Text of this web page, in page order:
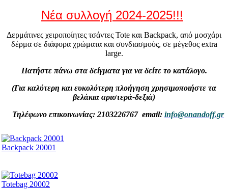
Νέα συλλογή 2024-2025!!!
Δερμάτινες χειροποίητες τσάντες Tote και Backpack, από μοσχάρι
δέρμα σε διάφορα χρώματα και συνδιασμούς, σε μέγεθος extra
large.
Πατήστε πάνω στα δείγματα για να δείτε το κατάλογο.
(Για καλύτερη και ευκολότερη πλοήγηση χρησιμοποιήστε τα
βελάκια αριστερά-δεξιά)
Τηλέφωνο επικοινωνίας: 2103226767 email: info@onandoff.gr
Backpack 20001
Totebag 20002